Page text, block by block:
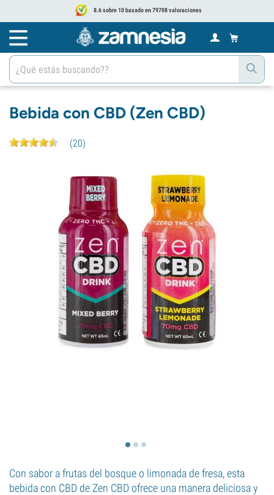
8.6 sobre 10 basado en 79708 valoraciones
Bebida con CBD (Zen CBD)
(20)
Con sabor a frutas del bosque o limonada de fresa, esta
bebida con CBD de Zen CBD ofrece una manera deliciosa y